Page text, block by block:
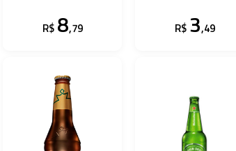
R$ 8,79 R$ 3,49